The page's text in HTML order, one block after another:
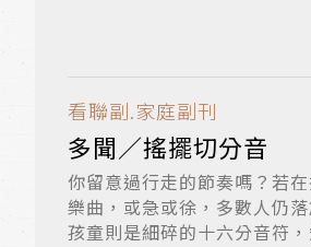
看聯副.家庭副刊
多聞／搖擺切分音
你留意過行走的節奏嗎？若
樂曲，或急或徐，多數人仍
孩童則是細碎的十六分音符